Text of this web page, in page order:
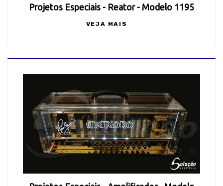
Projetos Especiais - Reator - Modelo 1195
VEJA MAIS